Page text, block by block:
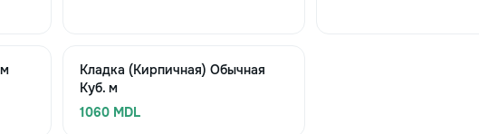
Кладка (Кирпичная) Обычная
Куб. м
1060 MDL